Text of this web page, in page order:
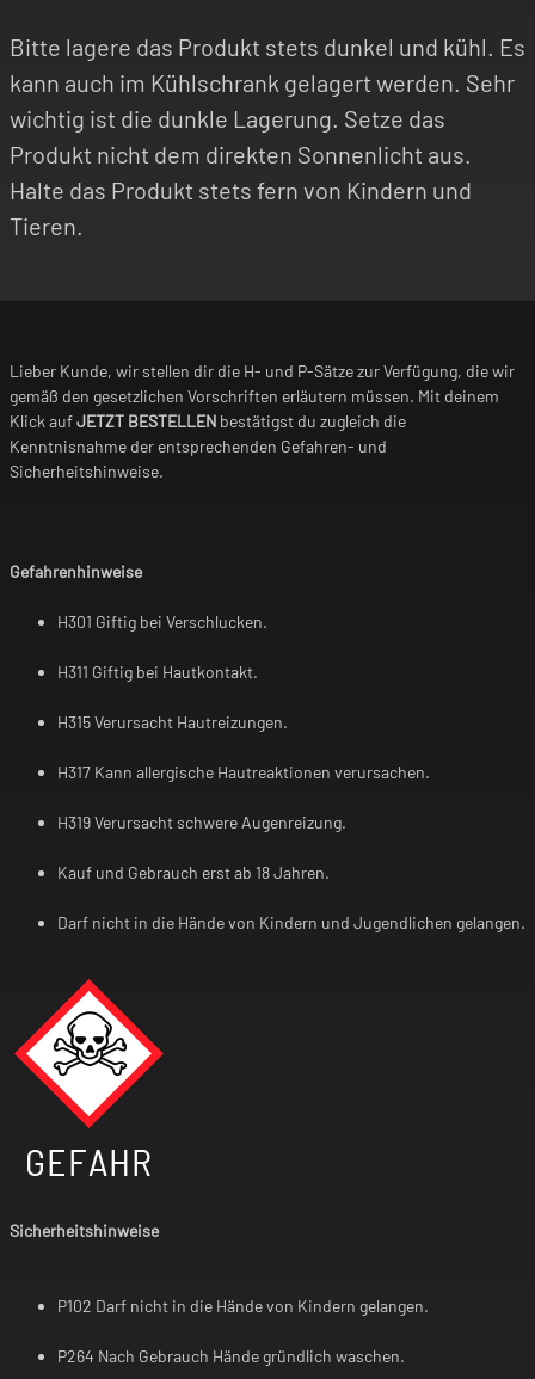
Bitte lagere das Produkt stets dunkel und kühl. Es
kann auch im Kühlschrank gelagert werden. Sehr
wichtig ist die dunkle Lagerung. Setze das
Produkt nicht dem direkten Sonnenlicht aus.
Halte das Produkt stets fern von Kindern und
Tieren.
Lieber Kunde, wir stellen dir die H- und P-Sätze zur Verfügung, die wir
gemäß den gesetzlichen Vorschriften erläutern müssen. Mit deinem
Klick aufJETZT BESTELLEN bestätigst du zugleich die
Kenntnisnahme der entsprechenden Gefahren- und
Sicherheitshinweise.
Gefahrenhinweise
H301 Giftig bei Verschlucken.
H311 Giftig bei Hautkontakt.
H315 Verursacht Hautreizungen.
H317 Kann allergische Hautreaktionen verursachen.
H319 Verursacht schwere Augenreizung.
Kauf und Gebrauch erst ab 18 Jahren.
Darf nicht in die Hände von Kindern und Jugendlichen gelangen.
GEFAHR
Sicherheitshinweise
P102 Darf nicht in die Hände von Kindern gelangen.
P264 Nach Gebrauch Hände gründlich waschen.